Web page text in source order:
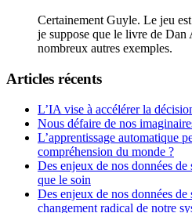
Certainement Guyle. Le jeu
je suppose que le livre de Dan
nombreux autres exemples.
Articles récents
L’IA vise à accélérer la
Nous défaire de nos
L’apprentissage automatique
compréhension du monde ?
Des enjeux de nos données
que le soin
Des enjeux de nos données de
changement radical de notre